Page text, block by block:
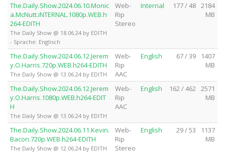
The.Daily.Show.2024.06.10.Monic
a.McNutt.iNTERNAL.1080p.WEB.h
264-EDITH
The Daily Show @ 18.06.24 by EDITH
- Sprache: Englisch
Web-
Rip
Stereo
Internal 177 / 48
2184
MB
The.Daily.Show.2024.06.12.Jerem
y.O.Harris.720p.WEB.h264-EDITH
The Daily Show @ 13.06.24 by EDITH
Web-
Rip
AAC
English 67 / 39
1407
MB
The.Daily.Show.2024.06.12.Jerem
y.O.Harris.1080p.WEB.h264-EDIT
H
The Daily Show @ 13.06.24 by EDITH
Web-
Rip
AAC
English 162 / 462
2571
MB
The.Daily.Show.2024.06.11.Kevin.
Bacon.720p.WEB.h264-EDITH
The Daily Show @ 12.06.24 by EDITH
Web-
Rip
Stereo
English 29 / 53
1137
MB